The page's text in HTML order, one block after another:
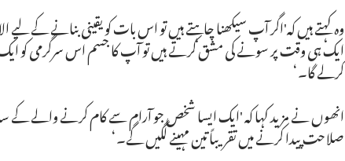
وہ کہتے ہیں کہ'اگر آپ سیکھنا چاہتے ہیں تو اس بات کو یقینی بنانے کے
ایک ہی وقت پر سونے کی مشق کرتے ہیں تو آپ کا جسم اس سرگرمی کو
کرلے گا۔‘
انھوں نے مزید کہا کہ 'ایک ایسا شخص جو آرام سے کام کرنے والے کے
صلاحت پیدا کرنے میں تقریباً تین مہینے لگیں گے۔‘